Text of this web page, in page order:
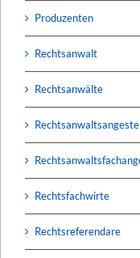
Produzenten
Rechtsanwalt
Rechtsanwälte
Rechtsfachwirte
Rechtsreferendare